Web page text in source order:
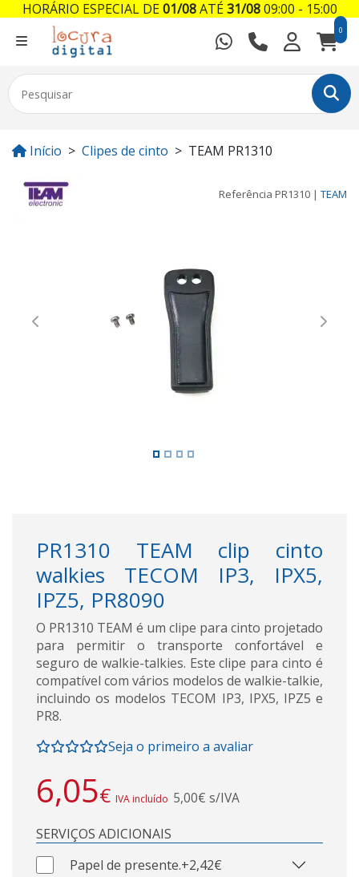
0
Início Clipes de cinto TEAM PR1310
Referência PR1310 | TEAM
Previous Next
PR1310 TEAM clip cinto
walkies TECOM IP3, IPX5,
IPZ5, PR8090
O PR1310 TEAM é um clipe para cinto projetado
para permitir o transporte confortável e
seguro de walkie-talkies. Este clipe para cinto é
compatível com vários modelos de walkie-talkie,
incluindo os modelos TECOM IP3, IPX5, IPZ5 e
PR8.
Seja o primeiro a avaliar
6,05€ IVA incluído 5,00€ s/IVA
SERVIÇOS ADICIONAIS
Papel de presente.+2,42€
HORÁRIO ESPECIAL DE01/08ATÉ31/0809:00 - 15:00